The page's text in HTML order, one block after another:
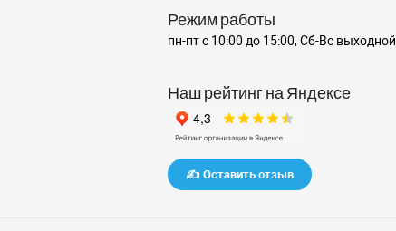
Режим работы
пн-пт с 10:00 до 15:00, Сб-Вс выходной
Наш рейтинг на Яндексе
✍️ Оставить отзыв